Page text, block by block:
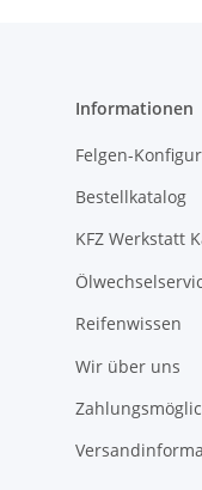
Informationen
Felgen-
Bestellkatalog
KFZ Werkstatt
Reifenwissen
Wir über uns